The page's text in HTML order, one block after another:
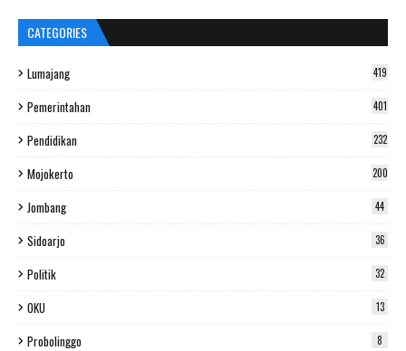
CATEGORIES
Lumajang 419
Pemerintahan 401
Pendidikan 232
Mojokerto 200
Jombang 44
Sidoarjo 36
Politik 32
OKU 13
Probolinggo 8